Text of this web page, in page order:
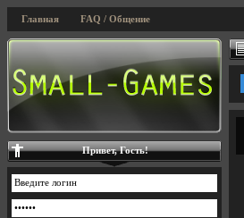
Главная FAQ / Общение
Привет, Гость!